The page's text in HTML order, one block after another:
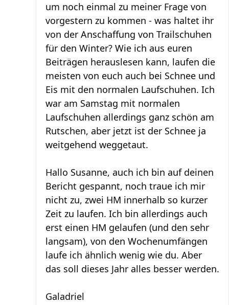
um noch einmal zu meiner Frage von
vorgestern zu kommen - was haltet ihr
von der Anschaffung von Trailschuhen
für den Winter? Wie ich aus euren
Beiträgen herauslesen kann, laufen die
meisten von euch auch bei Schnee und
Eis mit den normalen Laufschuhen. Ich
war am Samstag mit normalen
Laufschuhen allerdings ganz schön am
Rutschen, aber jetzt ist der Schnee ja
weitgehend weggetaut.
Hallo Susanne, auch ich bin auf deinen
Bericht gespannt, noch traue ich mir
nicht zu, zwei HM innerhalb so kurzer
Zeit zu laufen. Ich bin allerdings auch
erst einen HM gelaufen (und den sehr
langsam), von den Wochenumfängen
laufe ich ähnlich wenig wie du. Aber
das soll dieses Jahr alles besser werden.
Galadriel